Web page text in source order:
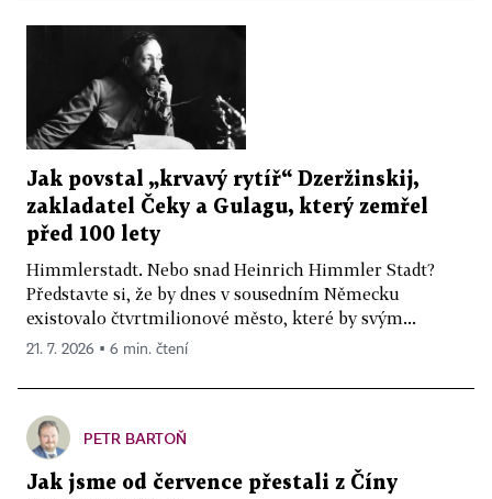
Jak povstal „krvavý rytíř“ Dzeržinskij,
zakladatel Čeky a Gulagu, který zemřel
před 100 lety
Himmlerstadt. Nebo snad Heinrich Himmler Stadt?
Představte si, že by dnes v sousedním Německu
existovalo čtvrtmilionové město, které by svým...
21. 7. 2026 ▪ 6 min. čtení
PETR BARTOŇ
Jak jsme od července přestali z Číny